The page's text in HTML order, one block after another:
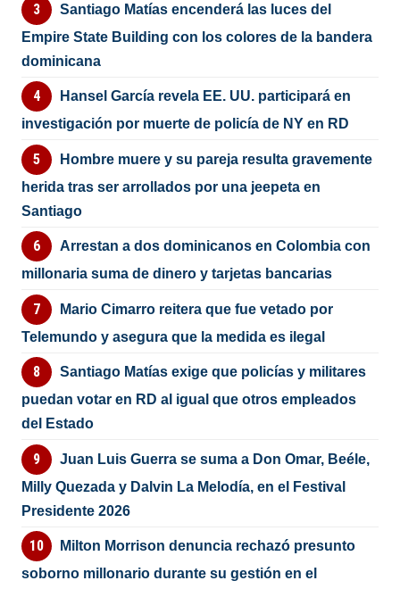
Santiago Matías encenderá las luces del
Empire State Building con los colores de la bandera
dominicana
Hansel García revela EE. UU. participará en
investigación por muerte de policía de NY en RD
Hombre muere y su pareja resulta gravemente
herida tras ser arrollados por una jeepeta en
Santiago
Arrestan a dos dominicanos en Colombia con
millonaria suma de dinero y tarjetas bancarias
Mario Cimarro reitera que fue vetado por
Telemundo y asegura que la medida es ilegal
Santiago Matías exige que policías y militares
puedan votar en RD al igual que otros empleados
del Estado
Juan Luis Guerra se suma a Don Omar, Beéle,
Milly Quezada y Dalvin La Melodía, en el Festival
Presidente 2026
Milton Morrison denuncia rechazó presunto
soborno millonario durante su gestión en el